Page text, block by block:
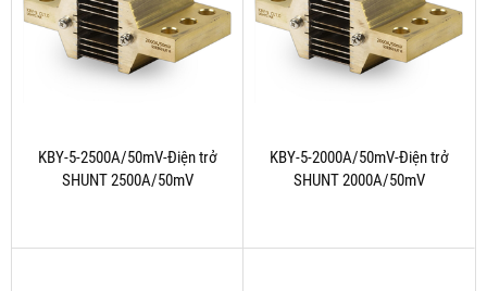
KBY-5-2500A/50mV-Điện trở
SHUNT 2500A/50mV
KBY-5-2000A/50mV-Điện trở
SHUNT 2000A/50mV